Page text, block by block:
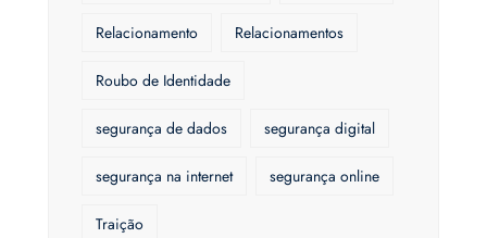
Relacionamento Relacionamentos
Roubo de Identidade
segurança de dados segurança digital
segurança na internet segurança online
Traição